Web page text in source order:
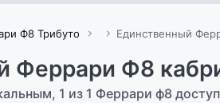
Ф8 Трибуто Единственный
Феррари Ф8
1 из 1 Феррари ф8